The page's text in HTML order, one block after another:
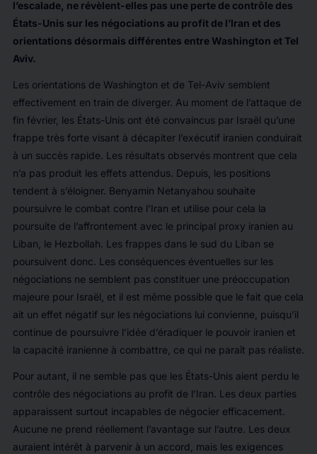
l’escalade, ne révèlent-elles pas une perte de contrôle des
États-Unis sur les négociations au profit de l’Iran et des
orientations désormais différentes entre Washington et Tel
Aviv.
Les orientations de Washington et de Tel-Aviv semblent
effectivement en train de diverger. Au moment de l’attaque de
fin février, les États-Unis ont été convaincus par Israël qu’une
frappe très forte visant à décapiter l’exécutif iranien conduirait
à un succès rapide. Les résultats observés montrent que cela
n’a pas produit les effets attendus. Depuis, les positions
tendent à s’éloigner. Benyamin Netanyahou souhaite
poursuivre le combat contre l’Iran et utilise pour cela la
poursuite de l’affrontement avec le principal proxy iranien au
Liban, le Hezbollah. Les frappes dans le sud du Liban se
poursuivent donc. Les conséquences éventuelles sur les
négociations ne semblent pas constituer une préoccupation
majeure pour Israël, et il est même possible que le fait que cela
ait un effet négatif sur les négociations lui convienne, puisqu’il
continue de poursuivre l’idée d’éradiquer le pouvoir iranien et
la capacité iranienne à combattre, ce qui ne paraît pas réaliste.
Pour autant, il ne semble pas que les États-Unis aient perdu le
contrôle des négociations au profit de l’Iran. Les deux parties
apparaissent surtout incapables de négocier efficacement.
Aucune ne prend réellement l’avantage sur l’autre. Les deux
auraient intérêt à parvenir à un accord, mais les exigences